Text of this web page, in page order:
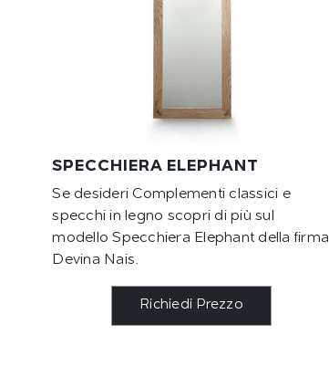
SPECCHIERA ELEPHANT
Se desideri Complementi classici e
specchi in legno scopri di più sul
modello Specchiera Elephant della firma
Devina Nais.
Richiedi Prezzo